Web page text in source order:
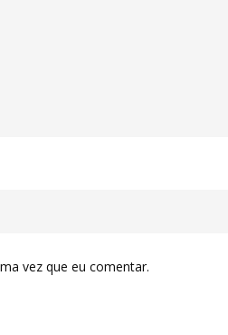
vez que eu comentar.